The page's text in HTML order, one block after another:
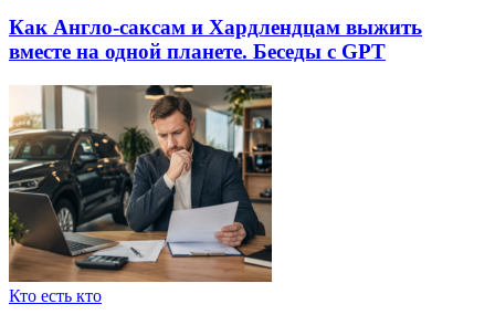
Как Англо-саксам и Хардлендцам выжить
вместе на одной планете. Беседы с GPT
Кто есть кто